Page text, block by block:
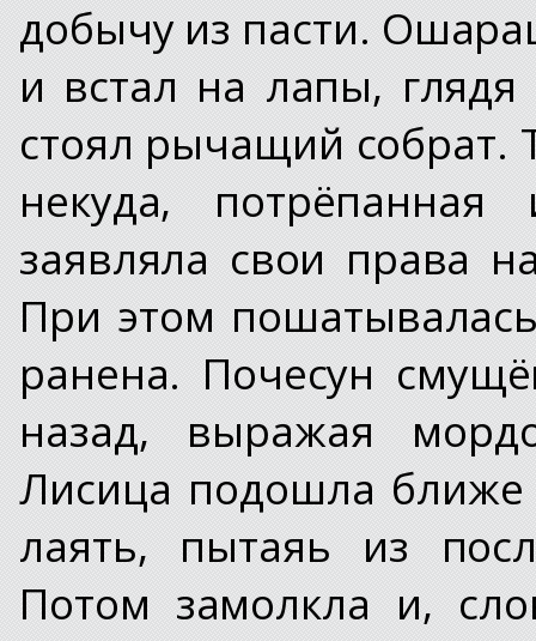
добычу из пасти.
и встал на лапы,
стоял рычащий собрат.
некуда,
заявляла свои права
При этом
ранена. Почесун
назад, выражая
Лисица подошла ближе
лаять, пытаяь из
Потом замолкла и,